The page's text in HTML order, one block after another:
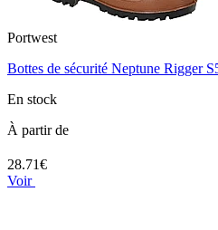
Portwest
Bottes de sécurité Neptune Rigger
En stock
À partir de
28.71€
Voir